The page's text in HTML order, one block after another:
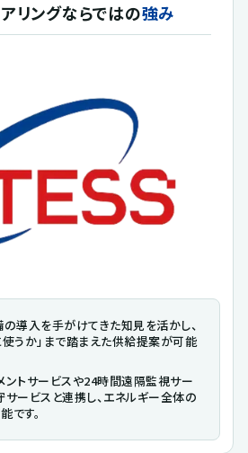
リングならではの強み
導入を手がけてきた知見を活かし、
使うか」まで踏まえた供給提案が可能
ントサービスや24時間遠隔監視サー
サービスと連携し、エネルギー全体の
です。